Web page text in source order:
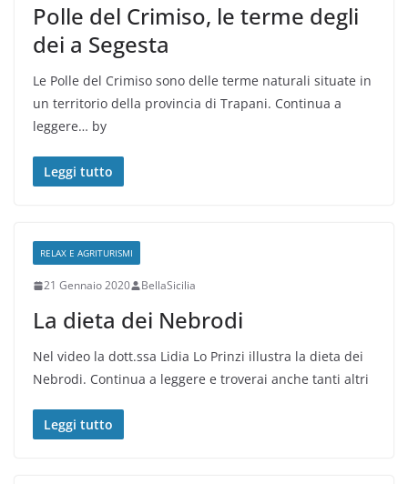
Polle del Crimiso, le terme degli
dei a Segesta
Le Polle del Crimiso sono delle terme naturali situate in
un territorio della provincia di Trapani. Continua a
leggere… by
Leggi tutto
RELAX E AGRITURISMI
21 Gennaio 2020 BellaSicilia
La dieta dei Nebrodi
Nel video la dott.ssa Lidia Lo Prinzi illustra la dieta dei
Nebrodi. Continua a leggere e troverai anche tanti altri
Leggi tutto